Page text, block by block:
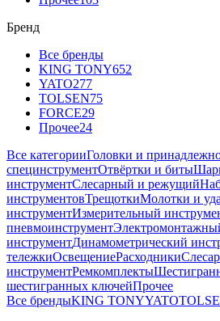
Бренд
Все бренды
KING TONY652
YATO277
TOLSEN75
FORCE29
Прочее24
Все категорииГоловки и
специнструментОтвёртки и биты
инструментСлесарный и режущий
инструментовТрещоткиМолотки и
инструментИзмерительный
пневмоинструмент
инструментДинамометрический
тележкиОсвещениеРасходники
инструментРемкомплекты
шестигранных ключейПрочее
Все брендыKING TONYYATO